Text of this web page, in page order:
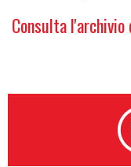
Consulta